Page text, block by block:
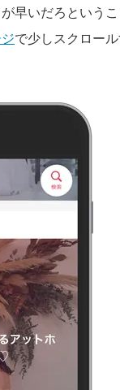
早いだろという
で少しスクロー